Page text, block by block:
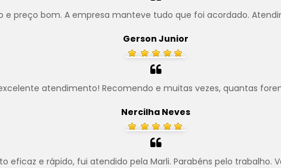
e preço bom. A empresa manteve tudo que foi acordado.
Gerson Junior
atendimento! Recomendo e muitas vezes, quantas
Nercilha Neves
eficaz e rápido, fui atendido pela Marli. Parabéns pelo trabalho.